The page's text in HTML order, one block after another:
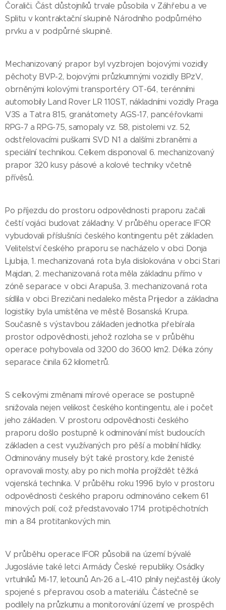
Čoraliči. Část důstojníků trvale působila v Záhřebu a ve
Splitu v kontraktační skupině Národního podpůrného
prvku a v podpůrné skupině.
Mechanizovaný prapor byl vyzbrojen bojovými vozidly
pěchoty BVP-2, bojovými průzkumnými vozidly BPzV,
obrněnými kolovými transportéry OT-64, terénními
automobily Land Rover LR 110ST, nákladními vozidly Praga
V3S a Tatra 815, granátomety AGS-17, pancéřovkami
RPG-7 a RPG-75, samopaly vz. 58, pistolemi vz. 52,
odstřelovacími puškami SVD N1 a dalšími zbraněmi a
speciální technikou. Celkem disponoval 6. mechanizovaný
prapor 320 kusy pásové a kolové techniky včetně
přívěsů.
Po příjezdu do prostoru odpovědnosti praporu začali
čeští vojáci budovat základny. V průběhu operace IFOR
vybudovali příslušníci českého kontingentu pět základen.
Velitelství českého praporu se nacházelo v obci Donja
Ljubija, 1. mechanizovaná rota byla dislokována v obci Stari
Majdan, 2. mechanizovaná rota měla základnu přímo v
zóně separace v obci Arapuša, 3. mechanizovaná rota
sídlila v obci Brezičani nedaleko města Prijedor a základna
logistiky byla umístěna ve městě Bosanská Krupa.
Současně s výstavbou základen jednotka přebírala
prostor odpovědnosti, jehož rozloha se v průběhu
operace pohybovala od 3200 do 3600 km2. Délka zóny
separace činila 62 kilometrů.
S celkovými změnami mírové operace se postupně
snižovala nejen velikost českého kontingentu, ale i počet
jeho základen. V prostoru odpovědnosti českého
praporu došlo postupně k odminování míst budoucích
základen a cest využívaných pro pěší a mobilní hlídky.
Odminovány musely být také prostory, kde ženisté
opravovali mosty, aby po nich mohla projíždět těžká
vojenská technika. V průběhu roku 1996 bylo v prostoru
odpovědnosti českého praporu odminováno celkem 61
minových polí, což představovalo 1714 protipěchotních
min a 84 protitankových min.
V průběhu operace IFOR působili na území bývalé
Jugoslávie také letci Armády České republiky. Osádky
vrtulníků Mi-17, letounů An-26 a L-410 plnily nejčastěji úkoly
spojené s přepravou osob a materiálu. Částečně se
podílely na průzkumu a monitorování území ve prospěch